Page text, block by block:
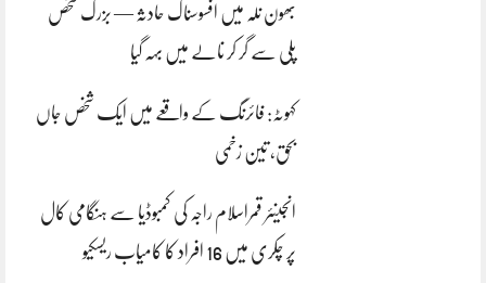
بھون نلہ میں افسوسناک حادثہ — بزرگ شخص
پلی سے گر کر نالے میں بہہ گیا
کہوٹہ: فائرنگ کے واقعے میں ایک شخص جاں
بحق، تین زخمی
انجینئر قمراسلام راجہ کی کمبوڈیا سے ہنگامی کال
پر چکری میں 16 افراد کا کامیاب ریسکیو